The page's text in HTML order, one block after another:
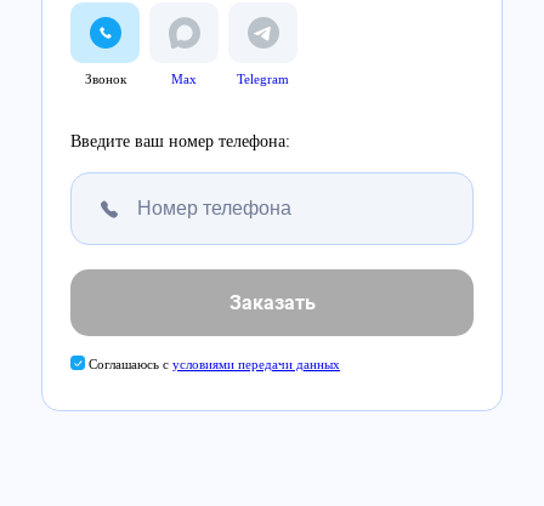
Звонок Max Telegram
Введите ваш номер телефона:
Заказать
Соглашаюсь с условиями передачи данных